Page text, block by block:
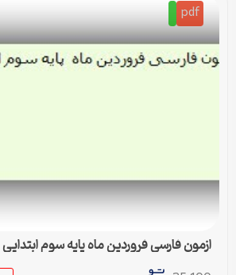
pdf
ازمون فارسی فروردین ماه پایه سوم ابتدایی